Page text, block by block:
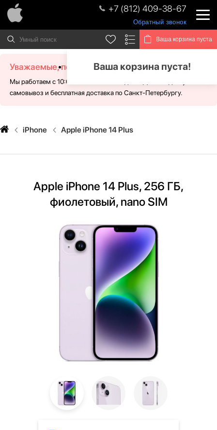
+7 (812) 409-38-67
Обратный звонок
Ваша корзина пуста
Ваша корзина пуста!
Уважаемые, посетители!
Мы работаем с 10:00 - 21:00 без выходных. Для Вас доступен
самовывоз и бесплатная доставка по Санкт-Петербургу.
iPhone Apple iPhone 14 Plus
Apple iPhone 14 Plus, 256 ГБ,
фиолетовый, nano SIM